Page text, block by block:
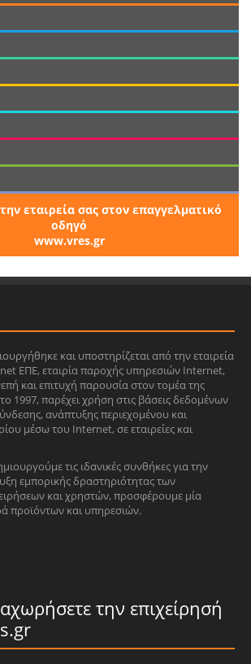
εταιρεία σας στον επαγγελματικό
οδηγό
www.vres.gr
και υποστηρίζεται από την εταιρεία
ΕΠΕ, εταιρία παροχής υπηρεσιών Internet,
και επιτυχή παρουσία στον τομέα της
1997, παρέχει χρήση στις βάσεις δεδομένων
ανάπτυξης περιεχομένου και
μέσω του Internet, σε εταιρείες και
τις ιδανικές συνθήκες για την
εμπορικής δραστηριότητας των
και χρηστών, προσφέρουμε μία
προϊόντων και υπηρεσιών.
την επιχείρησή